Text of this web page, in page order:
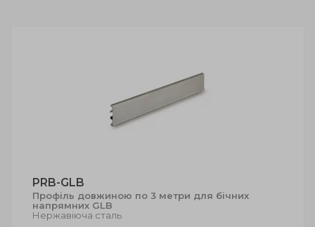
PRB-GLB
Профіль довжиною по 3 метри для бічних
напрямних GLB
Нержавіюча сталь